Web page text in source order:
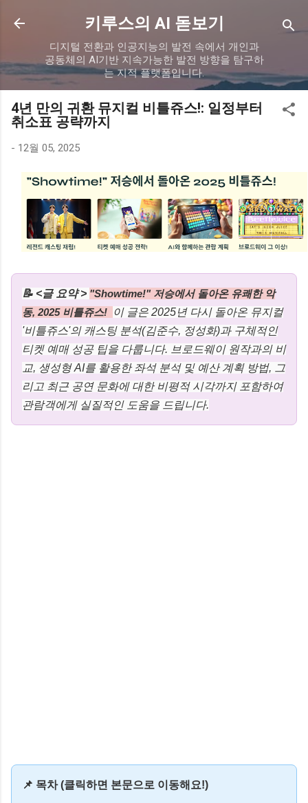
기본 콘텐츠로 건너뛰기
키루스의 AI 돋보기
디지털 전환과 인공지능의 발전 속에서 개인과
공동체의 AI기반 지속가능한 발전 방향을 탐구하
는 지적 플랫폼입니다.
4년 만의 귀환 뮤지컬 비틀쥬스!: 일정부터
취소표 공략까지
- 12월 05, 2025
📝 <글 요약 > "Showtime!" 저승에서 돌아온 유쾌한 악
동, 2025 비틀쥬스! 이 글은 2025년 다시 돌아온 뮤지컬
'비틀쥬스'의 캐스팅 분석(김준수, 정성화)과 구체적인
티켓 예매 성공 팁을 다룹니다. 브로드웨이 원작과의 비
교, 생성형 AI를 활용한 좌석 분석 및 예산 계획 방법, 그
리고 최근 공연 문화에 대한 비평적 시각까지 포함하여
관람객에게 실질적인 도움을 드립니다.
📌 목차 (클릭하면 본문으로 이동해요!)